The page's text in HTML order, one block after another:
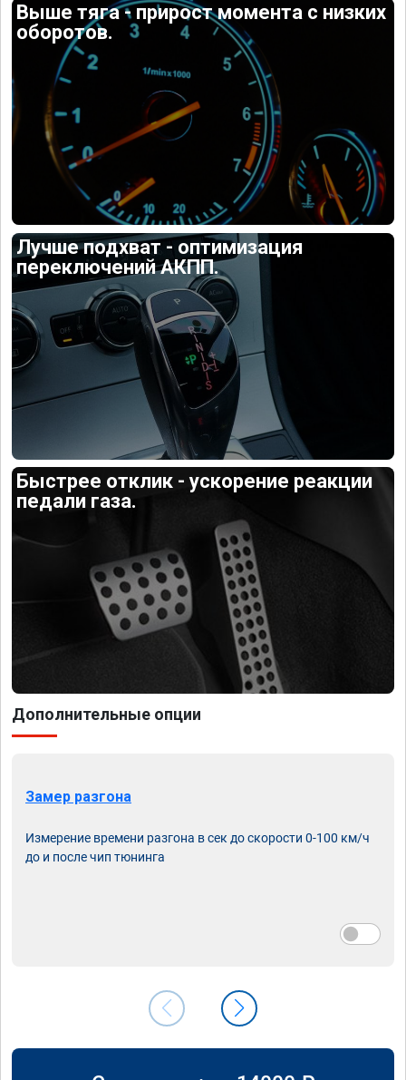
Выше тяга - прирост момента с низких
оборотов.
Лучше подхват - оптимизация
переключений АКПП.
Быстрее отклик - ускорение реакции
педали газа.
Дополнительные опции
Замер разгона
Измерение времени разгона в сек до скорости 0-100 км/ч
до и после чип тюнинга